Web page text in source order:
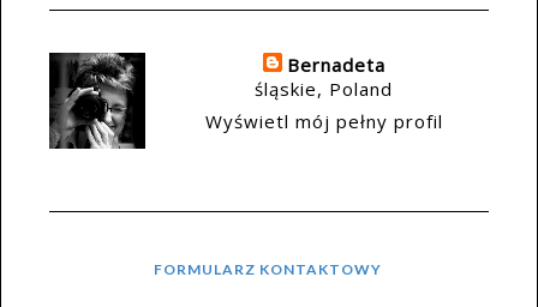
Bernadeta
śląskie, Poland
Wyświetl mój pełny profil
FORMULARZ KONTAKTOWY